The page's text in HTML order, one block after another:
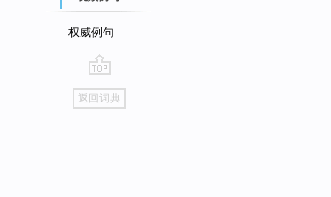
权威例句
go
top
返回词典